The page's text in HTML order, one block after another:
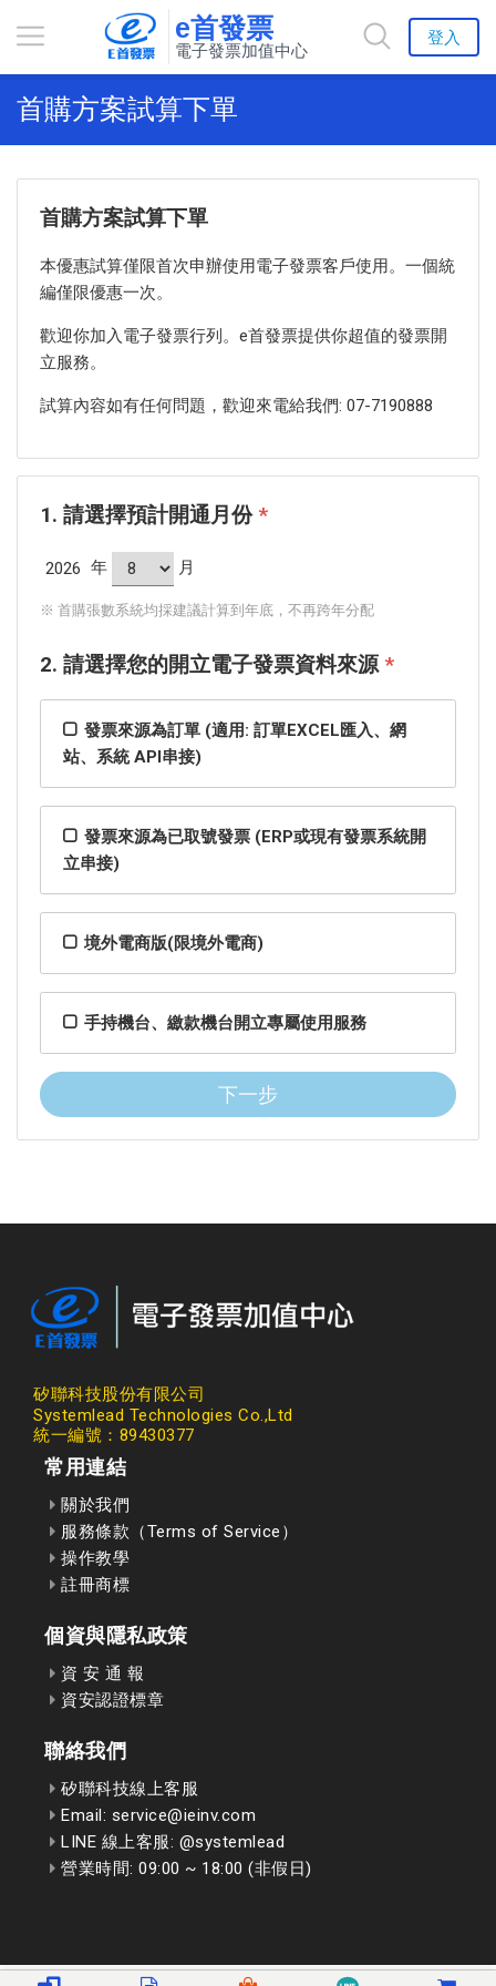
e首發票
電子發票加值中心
登入
首購方案試算下單
首購方案試算下單
本優惠試算僅限首次申辦使用電子發票客戶使用。一個統
編僅限優惠一次。
歡迎你加入電子發票行列。e首發票提供你超值的發票開
立服務。
試算內容如有任何問題，歡迎來電給我們: 07-7190888
1. 請選擇預計開通月份*
年 月
※ 首購張數系統均採建議計算到年底，不再跨年分配
2. 請選擇您的開立電子發票資料來源*
發票來源為訂單 (適用: 訂單EXCEL匯入、網
站、系統 API串接)
發票來源為已取號發票 (ERP或現有發票系統開
立串接)
境外電商版(限境外電商)
手持機台、繳款機台開立專屬使用服務
下一步
矽聯科技股份有限公司
Systemlead Technologies Co.,Ltd
統一編號：89430377
常用連結
關於我們
服務條款（Terms of Service）
操作教學
註冊商標
個資與隱私政策
資 安 通 報
資安認證標章
聯絡我們
矽聯科技線上客服
Email: service@ieinv.com
LINE 線上客服: @systemlead
營業時間: 09:00 ~ 18:00 (非假日)